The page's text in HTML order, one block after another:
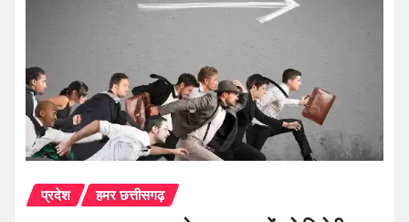
प्रदेश हमर छत्तीसगढ़